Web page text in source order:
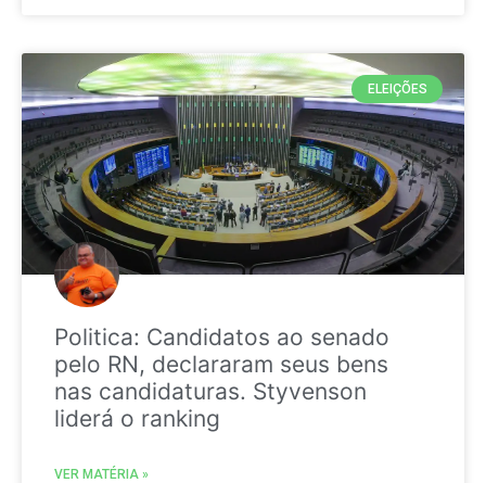
ELEIÇÕES
Politica: Candidatos ao senado
pelo RN, declararam seus bens
nas candidaturas. Styvenson
liderá o ranking
VER MATÉRIA »